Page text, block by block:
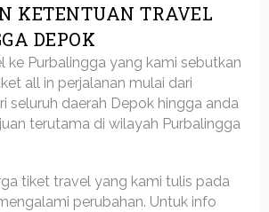
KETENTUAN TRAVEL
DEPOK
ke Purbalingga yang kami sebutkan
all in perjalanan mulai dari
seluruh daerah Depok hingga anda
terutama di wilayah Purbalingga
tiket travel yang kami tulis pada
perubahan. Untuk info